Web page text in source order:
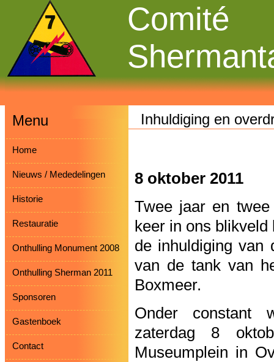
Comité
Menu
Home
Nieuws / Mededelingen
Historie
Restauratie
Onthulling Monument 2008
Onthulling Sherman 2011
Sponsoren
Gastenboek
Contact
8 oktober 2011
Twee jaar en
keer in ons
de inhuldiging van
van de tank van
Boxmeer.
Onder constant
zaterdag 8
Museumplein in
Inhuldiging en